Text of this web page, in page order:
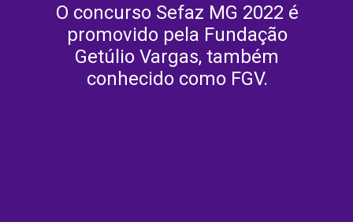
O concurso Sefaz MG 2022 é
promovido pela Fundação
Getúlio Vargas, também
conhecido como FGV.